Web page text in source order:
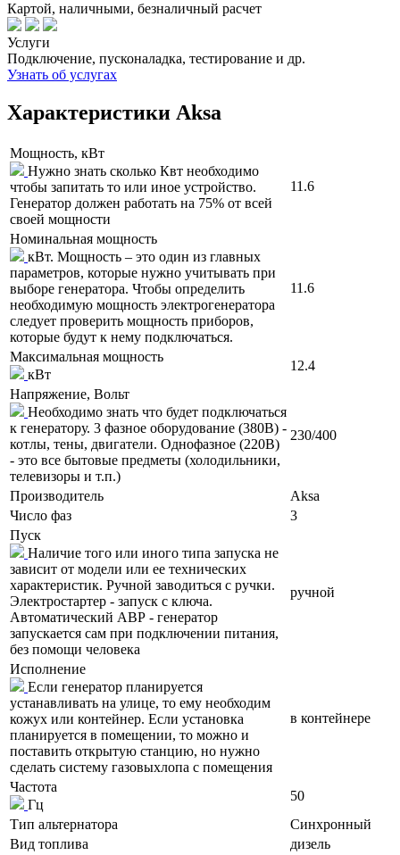
Картой, наличными, безналичный расчет
Услуги
Подключение, пусконаладка, тестирование и др.
Узнать об услугах
Характеристики Aksa
Мощность, кВт
Нужно знать сколько Квт необходимо
чтобы запитать то или иное устройство.
Генератор должен работать на 75% от всей
своей мощности
11.6
Номинальная мощность
кВт. Мощность – это один из главных
параметров, которые нужно учитывать при
выборе генератора. Чтобы определить
необходимую мощность электрогенератора
следует проверить мощность приборов,
которые будут к нему подключаться.
11.6
Максимальная мощность
кВт
12.4
Напряжение, Вольт
Необходимо знать что будет подключаться
к генератору. 3 фазное оборудование (380В) -
котлы, тены, двигатели. Однофазное (220В)
- это все бытовые предметы (холодильники,
телевизоры и т.п.)
230/400
Производитель
Aksa
Число фаз
3
Пуск
Наличие того или иного типа запуска не
зависит от модели или ее технических
характеристик. Ручной заводиться с ручки.
Электростартер - запуск с ключа.
Автоматический АВР - генератор
запускается сам при подключении питания,
без помощи человека
ручной
Исполнение
Если генератор планируется
устанавливать на улице, то ему необходим
кожух или контейнер. Если установка
планируется в помещении, то можно и
поставить открытую станцию, но нужно
сделать систему газовыхлопа с помещения
в контейнере
Частота
Гц
50
Тип альтернатора
Синхронный
Вид топлива
дизель